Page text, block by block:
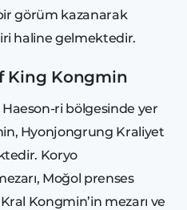
bir görüm kazanarak
haline gelmektedir.
King Kongmin
ri bölgesinde yer
Hyonjongrung Kraliyet
Koryo
Moğol prenses
Kongmin’in mezarı ve